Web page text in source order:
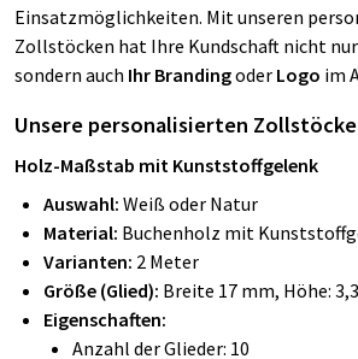
Einsatzmöglichkeiten. Mit unseren
Zollstöcken hat Ihre Kundschaft nicht nur
sondern auch Ihr Brandingoder Logo im
Unsere personalisierten
Holz-Maßstab mit Kunststoffgelenk
Auswahl: Weiß oder Natur
Material: Buchenholz mit
Varianten: 2 Meter
Größe (Glied): Breite 17 mm, Höhe:
Eigenschaften:
Anzahl der Glieder: 10